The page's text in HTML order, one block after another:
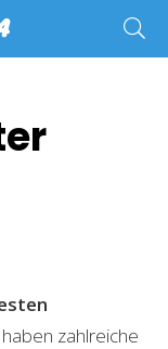
zahlreiche